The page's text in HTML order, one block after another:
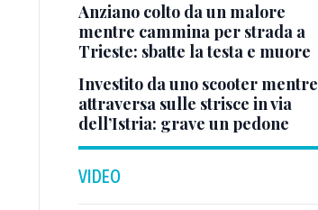
Anziano colto da un malore
mentre cammina per strada a
Trieste: sbatte la testa e muore
Investito da uno scooter mentre
attraversa sulle strisce in via
dell’Istria: grave un pedone
VIDEO